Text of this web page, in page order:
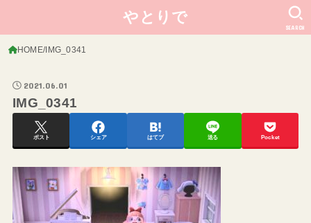
やとりで
SEARCH
HOME IMG_0341
2021.06.01
IMG_0341
ポスト シェア はてブ 送る Pocket